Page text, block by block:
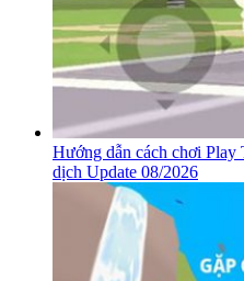
Hướng dẫn cách chơi Play
dịch Update 08/2026